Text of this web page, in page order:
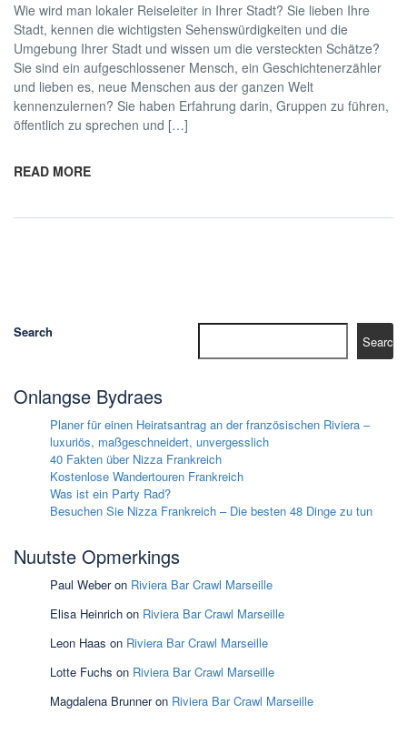
Wie wird man lokaler Reiseleiter in Ihrer Stadt? Sie lieben Ihre
Stadt, kennen die wichtigsten Sehenswürdigkeiten und die
Umgebung Ihrer Stadt und wissen um die versteckten Schätze?
Sie sind ein aufgeschlossener Mensch, ein Geschichtenerzähler
und lieben es, neue Menschen aus der ganzen Welt
kennenzulernen? Sie haben Erfahrung darin, Gruppen zu führen,
öffentlich zu sprechen und […]
READ MORE
Search
Search
Onlangse Bydraes
Planer für einen Heiratsantrag an der französischen Riviera –
luxuriös, maßgeschneidert, unvergesslich
40 Fakten über Nizza Frankreich
Kostenlose Wandertouren Frankreich
Was ist ein Party Rad?
Besuchen Sie Nizza Frankreich – Die besten 48 Dinge zu tun
Nuutste Opmerkings
Paul Weberon Riviera Bar Crawl Marseille
Elisa Heinrich on Riviera Bar Crawl Marseille
Leon Haas on Riviera Bar Crawl Marseille
Lotte Fuchs on Riviera Bar Crawl Marseille
Magdalena Brunneron Riviera Bar Crawl Marseille